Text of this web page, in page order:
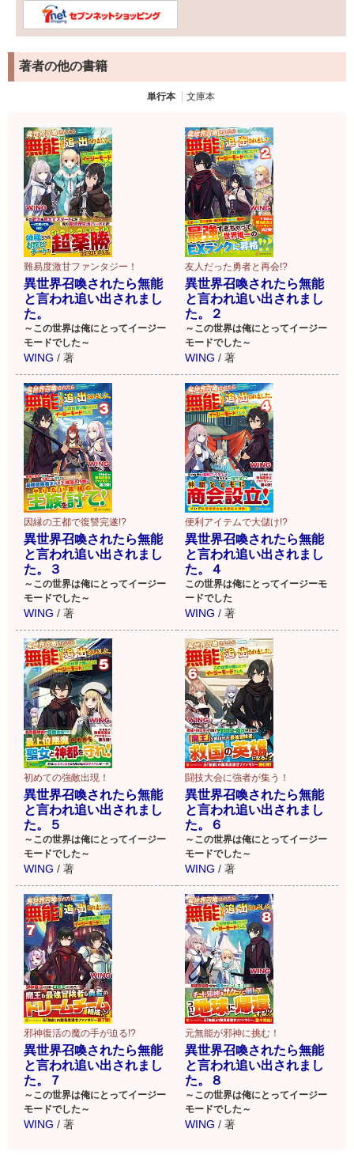
著者の他の書籍
単行本 文庫本
難易度激甘ファンタジー！
異世界召喚されたら無能
と言われ追い出されまし
た。
～この世界は俺にとってイージー
モードでした～
WING / 著
友人だった勇者と再会!?
異世界召喚されたら無能
と言われ追い出されまし
た。２
～この世界は俺にとってイージー
モードでした～
WING / 著
因縁の王都で復讐完遂!?
異世界召喚されたら無能
と言われ追い出されまし
た。３
～この世界は俺にとってイージー
モードでした～
WING / 著
便利アイテムで大儲け!?
異世界召喚されたら無能
と言われ追い出されまし
た。４
この世界は俺にとってイージーモ
ードでした
WING / 著
初めての強敵出現！
異世界召喚されたら無能
と言われ追い出されまし
た。５
～この世界は俺にとってイージー
モードでした～
WING / 著
闘技大会に強者が集う！
異世界召喚されたら無能
と言われ追い出されまし
た。６
～この世界は俺にとってイージー
モードでした～
WING / 著
邪神復活の魔の手が迫る!?
異世界召喚されたら無能
と言われ追い出されまし
た。７
～この世界は俺にとってイージー
モードでした～
WING / 著
元無能が邪神に挑む！
異世界召喚されたら無能
と言われ追い出されまし
た。８
～この世界は俺にとってイージー
モードでした～
WING / 著